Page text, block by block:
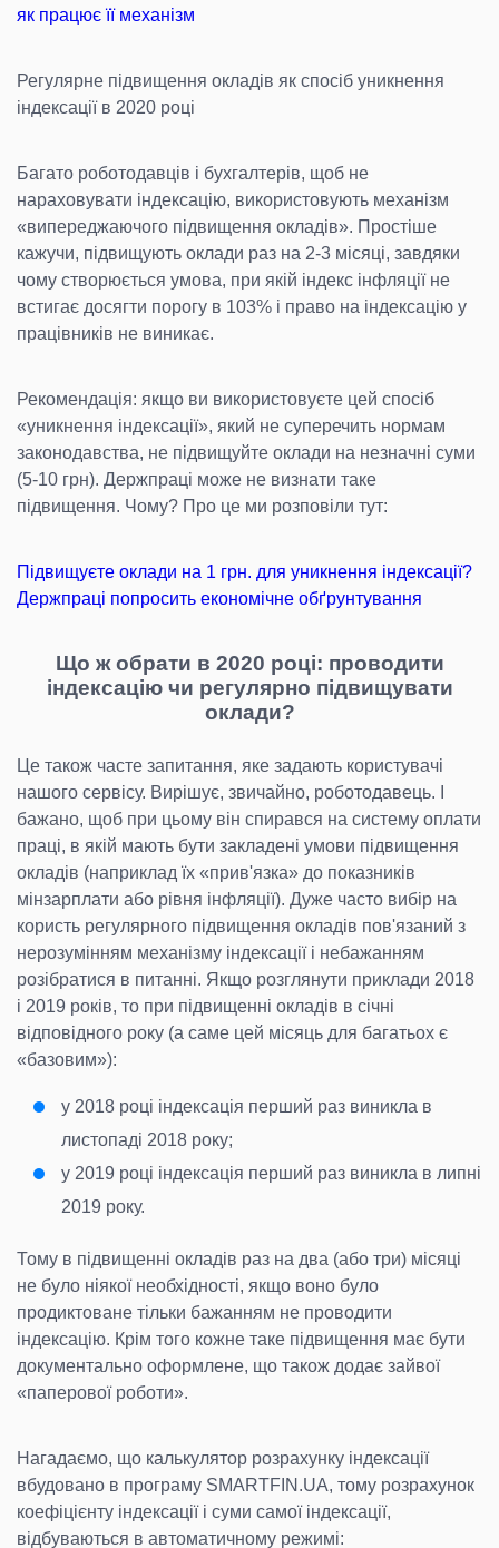
як працює її механізм
Регулярне підвищення окладів як спосіб уникнення
індексації в 2020 році
Багато роботодавців і бухгалтерів, щоб не
нараховувати індексацію, використовують механізм
«випереджаючого підвищення окладів». Простіше
кажучи, підвищують оклади раз на 2-3 місяці, завдяки
чому створюється умова, при якій індекс інфляції не
встигає досягти порогу в 103% і право на індексацію у
працівників не виникає.
Рекомендація: якщо ви використовуєте цей спосіб
«уникнення індексації», який не суперечить нормам
законодавства, не підвищуйте оклади на незначні суми
(5-10 грн). Держпраці може не визнати таке
підвищення. Чому? Про це ми розповіли тут:
Підвищуєте оклади на 1 грн. для уникнення індексації?
Держпраці попросить економічне обґрунтування
Що ж обрати в 2020 році: проводити
індексацію чи регулярно підвищувати
оклади?
Це також часте запитання, яке задають користувачі
нашого сервісу. Вирішує, звичайно, роботодавець. І
бажано, щоб при цьому він спирався на систему оплати
праці, в якій мають бути закладені умови підвищення
окладів (наприклад їх «прив'язка» до показників
мінзарплати або рівня інфляції). Дуже часто вибір на
користь регулярного підвищення окладів пов'язаний з
нерозумінням механізму індексації і небажанням
розібратися в питанні. Якщо розглянути приклади 2018
і 2019 років, то при підвищенні окладів в січні
відповідного року (а саме цей місяць для багатьох є
«базовим»):
у 2018 році індексація перший раз виникла в
листопаді 2018 року;
у 2019 році індексація перший раз виникла в липні
2019 року.
Тому в підвищенні окладів раз на два (або три) місяці
не було ніякої необхідності, якщо воно було
продиктоване тільки бажанням не проводити
індексацію. Крім того кожне таке підвищення має бути
документально оформлене, що також додає зайвої
«паперової роботи».
Нагадаємо, що калькулятор розрахунку індексації
вбудовано в програму SMARTFIN.UA, тому розрахунок
коефіцієнту індексації і суми самої індексації,
відбуваються в автоматичному режимі: